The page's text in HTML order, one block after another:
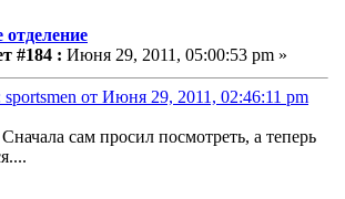
отделение
#184 : Июня 29, 2011, 05:00:53 pm »
sportsmen от Июня 29, 2011, 02:46:11 pm
сам просил посмотреть, а теперь